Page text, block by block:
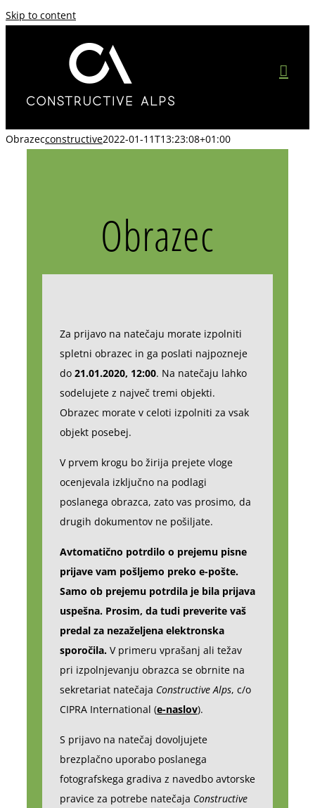
Skip to content
Obrazecconstructive2022-01-11T13:23:08+01:00
Obrazec
Za prijavo na natečaju morate izpolniti
spletni obrazec in ga poslati najpozneje
do 21.01.2020, 12:00. Na natečaju lahko
sodelujete z največ tremi objekti.
Obrazec morate v celoti izpolniti za vsak
objekt posebej.
V prvem krogu bo žirija prejete vloge
ocenjevala izključno na podlagi
poslanega obrazca, zato vas prosimo, da
drugih dokumentov ne pošiljate.
Avtomatično potrdilo o prejemu pisne
prijave vam pošljemo preko e-pošte.
Samo ob prejemu potrdila je bila prijava
uspešna. Prosim, da tudi preverite vaš
predal za nezaželjena elektronska
sporočila. V primeru vprašanj ali težav
pri izpolnjevanju obrazca se obrnite na
sekretariat natečaja Constructive Alps, c/o
CIPRA International (e-naslov).
S prijavo na natečaj dovoljujete
brezplačno uporabo poslanega
fotografskega gradiva z navedbo avtorske
pravice za potrebe natečaja Constructive